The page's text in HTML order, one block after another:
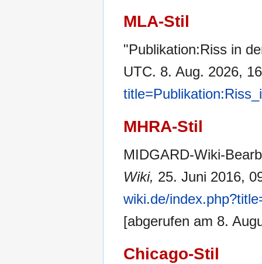
MLA-Stil
"Publikation:Riss in
UTC. 8. Aug. 2026,
MHRA-Stil
MIDGARD-Wiki-
Wiki, 25. Juni 2016,
wiki.de/
[abgerufen am 8.
Chicago-Stil